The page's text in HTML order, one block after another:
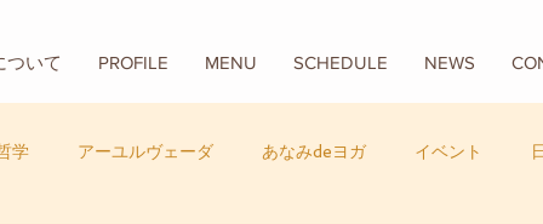
ついて PROFILE MENU SCHEDULE NEWS
学 アーユルヴェーダ あなみdeヨガ イベント